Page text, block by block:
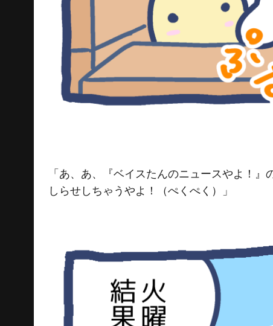
「あ、あ、『ベイスたんのニュースやよ！
しらせしちゃうやよ！（ぺくぺく）」